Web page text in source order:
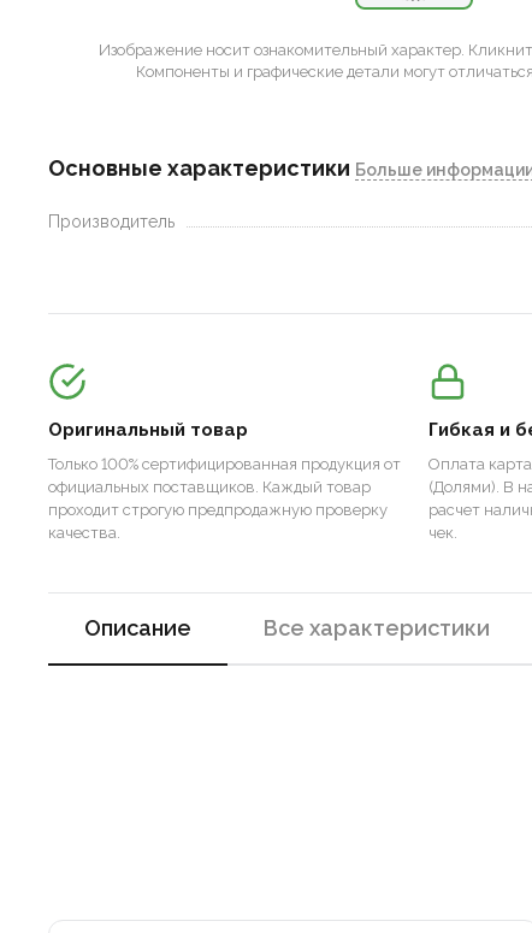
Изображение носит ознакомительный характер.
Компоненты и графические детали могут
Основные характеристики Больше
Производитель
Оригинальный товар
Только 100% сертифицированная продукция от
официальных поставщиков. Каждый товар
проходит строгую предпродажную проверку
качества.
Гибкая и
Оплата
(Долями). В
расчет
чек.
Описание Все характеристики